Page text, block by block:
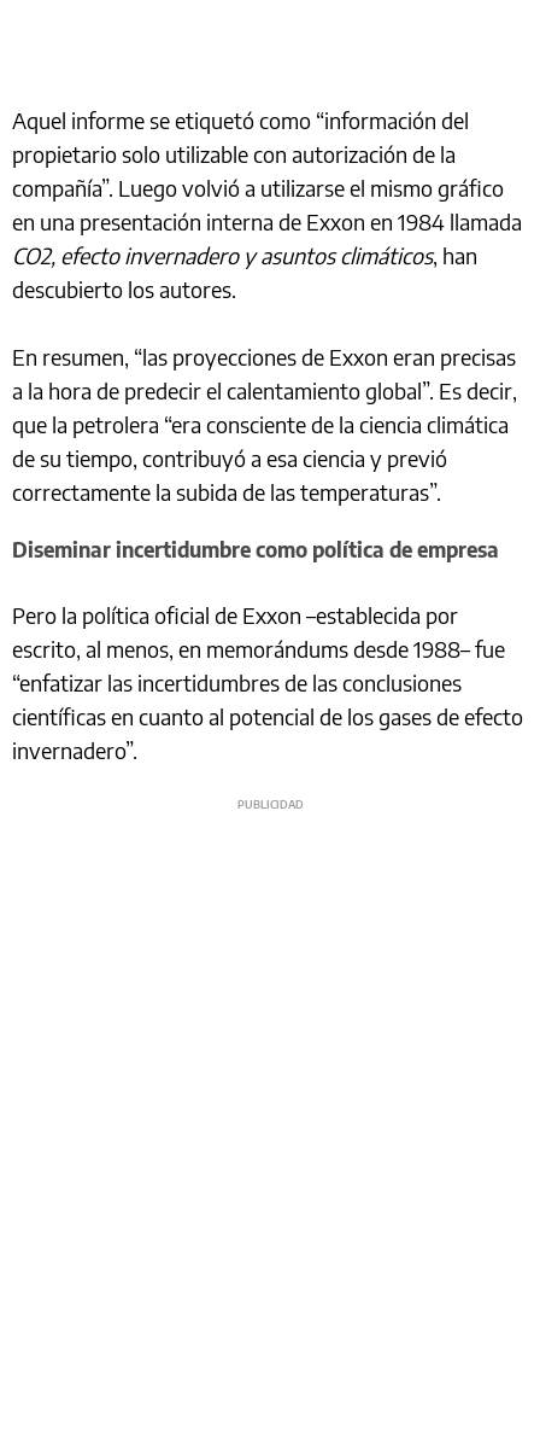
Aquel informe se etiquetó como “información del
propietario solo utilizable con autorización de la
compañía”. Luego volvió a utilizarse el mismo gráfico
en una presentación interna de Exxon en 1984 llamada
CO2, efecto invernadero y asuntos climáticos, han
descubierto los autores.
En resumen, “las proyecciones de Exxon eran precisas
a la hora de predecir el calentamiento global”. Es decir,
que la petrolera “era consciente de la ciencia climática
de su tiempo, contribuyó a esa ciencia y previó
correctamente la subida de las temperaturas”.
Diseminar incertidumbre como política de empresa
Pero la política oficial de Exxon –establecida por
escrito, al menos, en memorándums desde 1988– fue
“enfatizar las incertidumbres de las conclusiones
científicas en cuanto al potencial de los gases de efecto
invernadero”.